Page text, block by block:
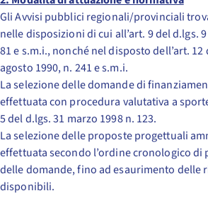
Gli Avvisi pubblici regionali/provinciali
nelle disposizioni di cui all’art. 9 del d.lgs.
81 e s.m.i., nonché nel disposto dell’art. 12
agosto 1990, n. 241 e s.m.i.
La selezione delle domande di
effettuata con procedura valutativa a
5 del d.lgs. 31 marzo 1998 n. 123.
La selezione delle proposte progettuali
effettuata secondo l’ordine cronologico di
delle domande, fino ad esaurimento delle
disponibili.